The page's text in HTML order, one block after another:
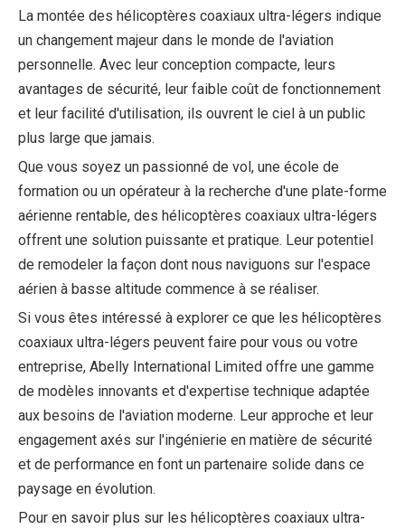
La montée des hélicoptères coaxiaux ultra-légers indique
un changement majeur dans le monde de l'aviation
personnelle. Avec leur conception compacte, leurs
avantages de sécurité, leur faible coût de fonctionnement
et leur facilité d'utilisation, ils ouvrent le ciel à un public
plus large que jamais.
Que vous soyez un passionné de vol, une école de
formation ou un opérateur à la recherche d'une plate-forme
aérienne rentable, des hélicoptères coaxiaux ultra-légers
offrent une solution puissante et pratique. Leur potentiel
de remodeler la façon dont nous naviguons sur l'espace
aérien à basse altitude commence à se réaliser.
Si vous êtes intéressé à explorer ce que les hélicoptères
coaxiaux ultra-légers peuvent faire pour vous ou votre
entreprise, Abelly International Limited offre une gamme
de modèles innovants et d'expertise technique adaptée
aux besoins de l'aviation moderne. Leur approche et leur
engagement axés sur l'ingénierie en matière de sécurité
et de performance en font un partenaire solide dans ce
paysage en évolution.
Pour en savoir plus sur les hélicoptères coaxiaux ultra-